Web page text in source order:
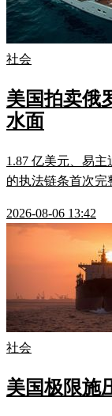
社会
美国拍卖俄
水面
1.87 亿美元、易
的执法链条首次完
2026-08-06 13:42
社会
美国极限施